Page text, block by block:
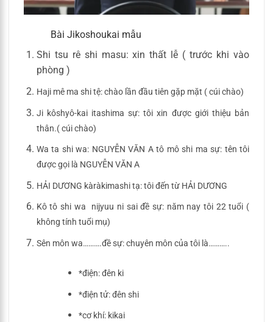
Bài Jikoshoukai mẫu
Shi tsu rê shi masu: xin thất lễ ( trước khi vào
phòng )
Haji mê ma shi tệ: chào lần đầu tiên gặp mặt ( cúi chào)
Ji kôshyô-kai itashima sự: tôi xin được giới thiệu bản
thân.( cúi chào)
Wa ta shi wa: NGUYỄN VĂN A tô mô shi ma sự: tên tôi
được gọi là NGUYỄN VĂN A
HẢI DƯƠNG kàràkimashi tạ: tôi đến từ HẢI DƯƠNG
Kô tô shi wa nijyuu ni sai đề sự: năm nay tôi 22 tuổi (
không tính tuổi mụ)
Sên môn wa……….đề sự: chuyên môn của tôi là………..
*điện: đên ki
*điện tử: đên shi
*cơ khí: kikai